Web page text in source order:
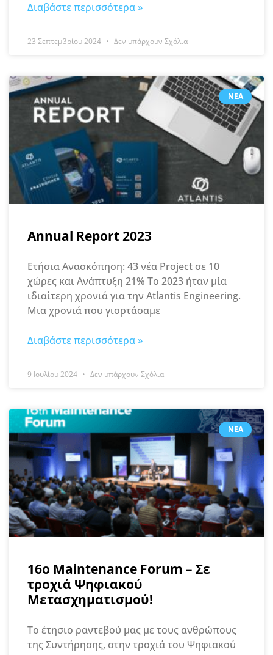
Διαβάστε περισσότερα »
23 Σεπτεμβρίου 2024 Δεν υπάρχουν Σχόλια
ΝΈΑ
Annual Report 2023
Ετήσια Ανασκόπηση: 43 νέα Project σε 10
χώρες και Ανάπτυξη 21% Το 2023 ήταν μία
ιδιαίτερη χρονιά για την Atlantis Engineering.
Μια χρονιά που γιορτάσαμε
Διαβάστε περισσότερα »
9 Ιουλίου 2024 Δεν υπάρχουν Σχόλια
ΝΈΑ
16o Maintenance Forum – Σε
τροχιά Ψηφιακού
Μετασχηματισμού!
Το έτησιο ραντεβού μας με τους ανθρώπους
της Συντήρησης, στην τροχιά του Ψηφιακού